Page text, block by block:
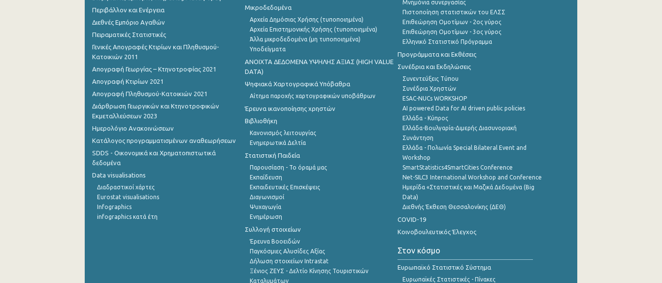
Περιβάλλον και Ενέργεια
Διεθνές Εμπόριο Αγαθών
Πειραματικές Στατιστικές
Γενικές Απογραφές Κτιρίων και Πληθυσμού-
Κατοικιών 2011
Απογραφή Γεωργίας – Κτηνοτροφίας 2021
Απογραφή Κτιρίων 2021
Απογραφή Πληθυσμού-Κατοικιών 2021
Διάρθρωση Γεωργικών και Κτηνοτροφικών
Εκμεταλλεύσεων 2023
Ημερολόγιο Ανακοινώσεων
Κατάλογος προγραμματισμένων αναθεωρήσεων
SDDS - Οικονομικά και Χρηματοπιστωτικά
δεδομένα
Data visualisations
Διαδραστικοί χάρτες
Eurostat visualisations
Infographics
infographics κατά έτη
Μικροδεδομένα
Αρχεία Δημόσιας Χρήσης (τυποποιημένα)
Αρχεία Επιστημονικής Χρήσης (τυποποιημένα)
Άλλα μικροδεδομένα (μη τυποποιημένα)
Υποδείγματα
ANOIXTA ΔΕΔΟΜΕΝΑ ΥΨΗΛΗΣ ΑΞΙΑΣ (HIGH VALUE
DATA)
Ψηφιακά Χαρτογραφικά Υπόβαθρα
Αίτημα παροχής χαρτογραφικών υποβάθρων
Έρευνα ικανοποίησης χρηστών
Βιβλιοθήκη
Κανονισμός λειτουργίας
Ενημερωτικά Δελτία
Στατιστική Παιδεία
Παρουσίαση - Το όραμά μας
Εκπαίδευση
Εκπαιδευτικές Επισκέψεις
Διαγωνισμοί
Ψυχαγωγία
Ενημέρωση
Συλλογή στοιχείων
Έρευνα Βοοειδών
Παγκόσμιες Αλυσίδες Αξίας
Δήλωση στοιχείων Intrastat
Ξένιος ΖΕΥΣ - Δελτίο Κίνησης Τουριστικών
Καταλυμάτων
Μνημόνια συνεργασίας
Πιστοποίηση στατιστικών του ΕΛΣΣ
Επιθεώρηση Ομοτίμων - 2ος γύρος
Επιθεώρηση Ομοτίμων - 3ος γύρος
Ελληνικό Στατιστικό Πρόγραμμα
Προγράμματα και Εκθέσεις
Συνέδρια και Εκδηλώσεις
Συνεντεύξεις Τύπου
Συνέδρια Χρηστών
ESAC-NUCs WORKSHOP
AI powered Data for AI driven public policies
Ελλάδα - Κύπρος
Ελλάδα-Βουλγαρία-Διμερής Διασυνοριακή
Συνάντηση
Ελλάδα - Πολωνία Special Bilateral Event and
Workshop
SmartStatistics4SmartCities Conference
Net-SILC3 International Workshop and Conference
Ημερίδα «Στατιστικές και Μαζικά Δεδομένα (Big
Data)
Διεθνής Έκθεση Θεσσαλονίκης (ΔΕΘ)
COVID-19
Κοινοβουλευτικός Έλεγχος
Στον κόσμο
Ευρωπαϊκό Στατιστικό Σύστημα
Ευρωπαϊκές Στατιστικές - Πίνακες